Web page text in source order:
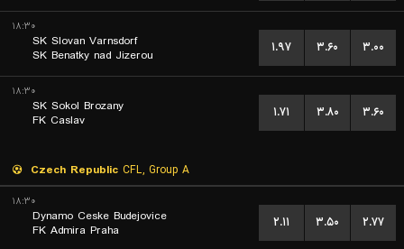
۱۸:۳۰
SK Slovan Varnsdorf
SK Benatky nad Jizerou
۱.۹۷ ۳.۶۰ ۳.۰۰
۱۸:۳۰
SK Sokol Brozany
FK Caslav
۱.۷۱ ۳.۸۰ ۳.۶۰
Czech Republic CFL, Group A
۱۸:۳۰
Dynamo Ceske Budejovice
FK Admira Praha
۲.۱۱ ۳.۵۰ ۲.۷۷